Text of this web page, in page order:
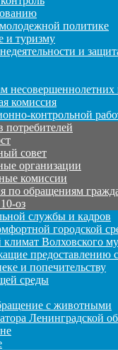
политике
и туризму
и
несовершеннолетних
комиссия
контрольной
потребителей
совет
организации
комиссии
по обращениям
оз
службы и кадров
городской
Волховского
предоставлению
и попечительству
среды
с животными
Ленинградской